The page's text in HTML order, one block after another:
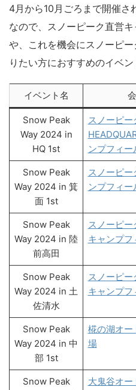
4月から10月ごろまで開催
なので、スノーピーク直営
や、これを機会にスノーピ
りたい方におすすめのイベン
イベント名
Snow Peak
Way 2024 in
HQ 1st
スノーピー
ンプフィー
Snow Peak
Way 2024 in 箕
面 1st
スノーピー
ンプフィー
Snow Peak
Way 2024 in 陸
前高田
スノーピー
キャンプフ
Snow Peak
Way 2024 in 土
佐清水
スノーピー
キャンプフ
Snow Peak
Way 2024 in 中
部 1st
椛の湖オー
場
Snow Peak
大鬼谷オー